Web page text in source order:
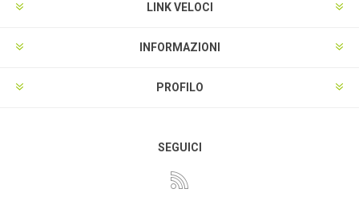
LINK VELOCI
INFORMAZIONI
PROFILO
SEGUICI